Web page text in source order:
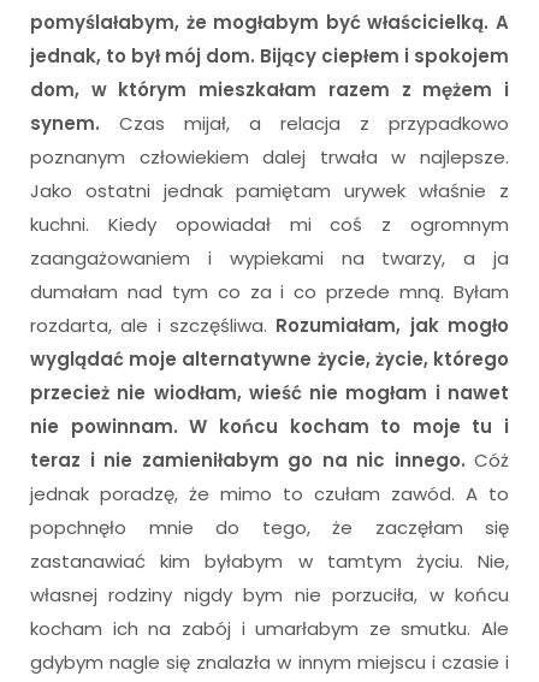
pomyślałabym, że mogłabym być właścicielką. A
jednak, to był mój dom. Bijący ciepłem i spokojem
dom, w którym mieszkałam razem z mężem i
synem. Czas mijał, a relacja z przypadkowo
poznanym człowiekiem dalej trwała w najlepsze.
Jako ostatni jednak pamiętam urywek właśnie z
kuchni. Kiedy opowiadał mi coś z ogromnym
zaangażowaniem i wypiekami na twarzy, a ja
dumałam nad tym co za i co przede mną. Byłam
rozdarta, ale i szczęśliwa. Rozumiałam, jak mogło
wyglądać moje alternatywne życie, życie, którego
przecież nie wiodłam, wieść nie mogłam i nawet
nie powinnam. W końcu kocham to moje tu i
teraz i nie zamieniłabym go na nic innego. Cóż
jednak poradzę, że mimo to czułam zawód. A to
popchnęło mnie do tego, że zaczęłam się
zastanawiać kim byłabym w tamtym życiu. Nie,
własnej rodziny nigdy bym nie porzuciła, w końcu
kocham ich na zabój i umarłabym ze smutku. Ale
gdybym nagle się znalazła w innym miejscu i czasie i